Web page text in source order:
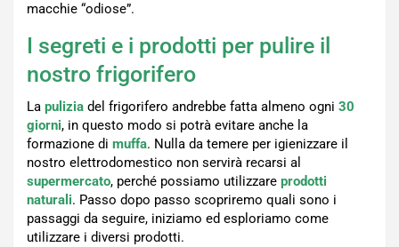
macchie “odiose”.
I segreti e i prodotti per pulire il
nostro frigorifero
La pulizia del frigorifero andrebbe fatta almeno ogni 30
giorni, in questo modo si potrà evitare anche la
formazione di muffa. Nulla da temere per igienizzare il
nostro elettrodomestico non servirà recarsi al
supermercato, perché possiamo utilizzare prodotti
naturali. Passo dopo passo scopriremo quali sono i
passaggi da seguire, iniziamo ed esploriamo come
utilizzare i diversi prodotti.